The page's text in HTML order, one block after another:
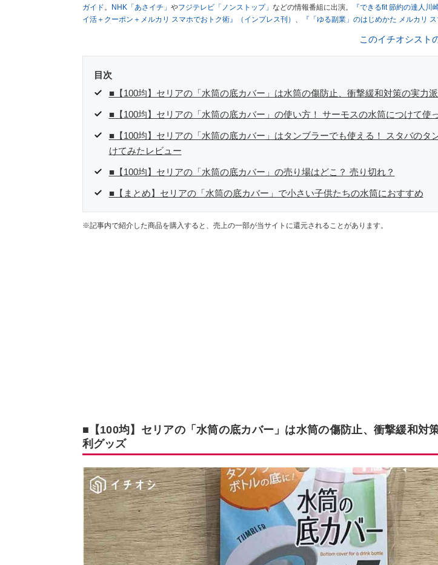
ガイド 。 NHK「あさイチ」 やフジテレビ「ノンストップ」 などの情報番組に出演。
『できるfit 節約の達人川
イ活＋クーポン＋メルカリ スマホでおトク術』（インプレス刊）
『「ゆる副業」のはじめかた メルカリ ス
■経歴：2003年、夫が子育てをするために、突然会社を辞める。翌月からの給料が０円になり、家にいなが
いた時間でできるオークションに目をつける。しかし、取引の仕方がわからずに、まずは落札者として参加
を生活の一部に取り入れるべく、「ネットオークションやフリマアプリは生活のインフラになる」という考え
た消費税増税の社会においては、ネットオークションやフリマアプリが家計の救世主になりえると考え、業
このイチオシスト
目次
■【100均】セリアの「水筒の底カバー」は水筒の傷防止、衝撃緩和対策の実力
■【100均】セリアの「水筒の底カバー」の使い方！ サーモスの水筒につけて使
■【100均】セリアの「水筒の底カバー」はタンブラーでも使える！ スタバのタ
けてみたレビュー
■【100均】セリアの「水筒の底カバー」の売り場はどこ？ 売り切れ？
■【まとめ】セリアの「水筒の底カバー」で小さい子供たちの水筒におすすめ
※記事内で紹介した商品を購入すると、売上の一部が当サイトに還元されることがあります。
■【100均】セリアの「水筒の底カバー」は水筒の傷防止、衝撃緩和対
利グッズ